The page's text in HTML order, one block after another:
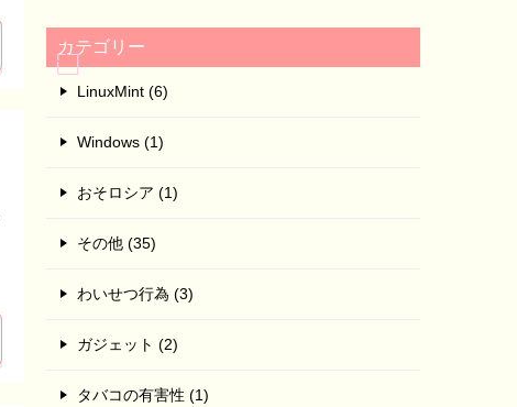
カテゴリー
LinuxMint (6)
Windows (1)
おそロシア (1)
その他 (35)
わいせつ行為 (3)
ガジェット (2)
タバコの有害性 (1)